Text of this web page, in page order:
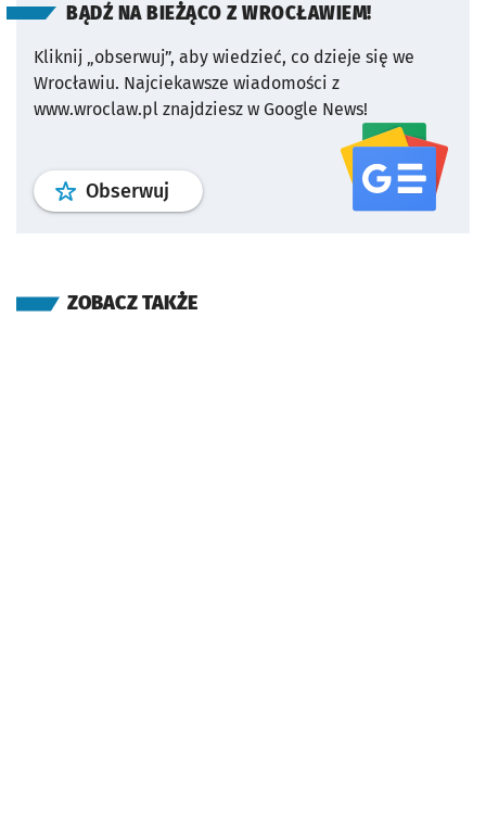
BĄDŹ NA BIEŻĄCO Z WROCŁAWIEM!
Kliknij „obserwuj”, aby wiedzieć, co dzieje się we
Wrocławiu. Najciekawsze wiadomości z
www.wroclaw.pl znajdziesz w Google News!
Obserwuj profil serwisu
ZOBACZ TAKŻE